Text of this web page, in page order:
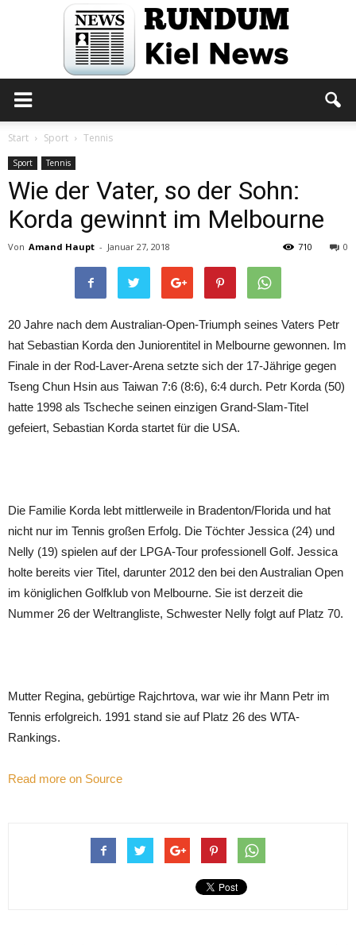
Kiel
Start Sport Tennis
Sport Tennis
Wie der Vater, so der Sohn:
Korda gewinnt im Melbourne
Von Amand Haupt - Januar 27, 2018 0
710
20 Jahre nach dem Australian-Open-Triumph seines Vaters Petr
hat Sebastian Korda den Juniorentitel in Melbourne gewonnen. Im
Finale in der Rod-Laver-Arena setzte sich der 17-Jährige gegen
Tseng Chun Hsin aus Taiwan 7:6 (8:6), 6:4 durch. Petr Korda (50)
hatte 1998 als Tscheche seinen einzigen Grand-Slam-Titel
gefeiert, Sebastian Korda startet für die USA.
Die Familie Korda lebt mittlerweile in Bradenton/Florida und hat
nicht nur im Tennis großen Erfolg. Die Töchter Jessica (24) und
Nelly (19) spielen auf der LPGA-Tour professionell Golf. Jessica
holte bereits vier Titel, darunter 2012 den bei den Australian Open
im königlichen Golfklub von Melbourne. Sie ist derzeit die
Nummer 26 der Weltrangliste, Schwester Nelly folgt auf Platz 70.
Mutter Regina, gebürtige Rajchrtova, war wie ihr Mann Petr im
Tennis erfolgreich. 1991 stand sie auf Platz 26 des WTA-
Rankings.
Read more on Source